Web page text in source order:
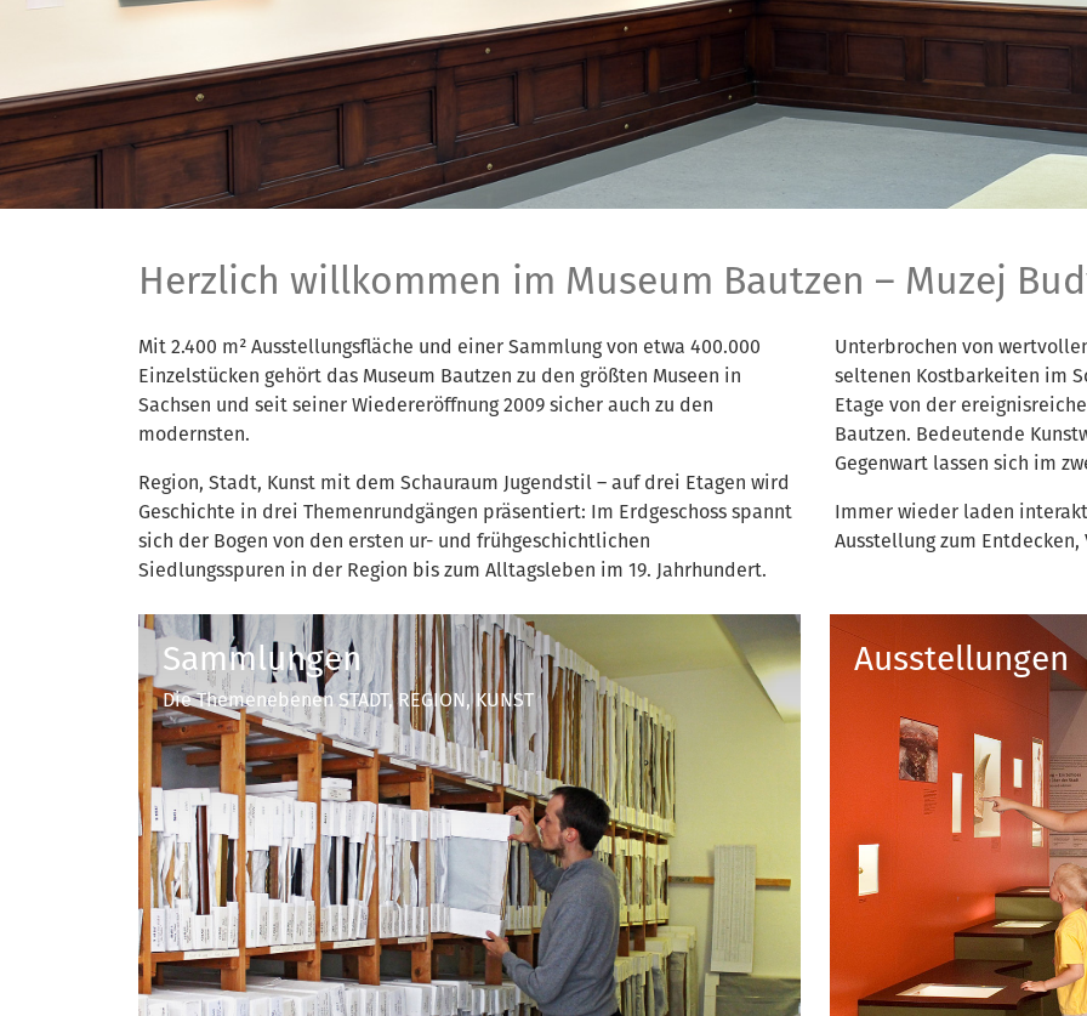
Herzlich willkommen im Museum Bautzen – Muzej
Mit 2.400 m² Ausstellungsfläche und einer Sammlung von etwa 400.000
Einzelstücken gehört das Museum Bautzen zu den größten Museen in
Sachsen und seit seiner Wiedereröffnung 2009 sicher auch zu den
modernsten.
Region, Stadt, Kunst mit dem Schauraum Jugendstil – auf drei Etagen wird
Geschichte in drei Themenrundgängen präsentiert: Im Erdgeschoss spannt
sich der Bogen von den ersten ur- und frühgeschichtlichen
Siedlungsspuren in der Region bis zum Alltagsleben im 19. Jahrhundert.
Unterbrochen von
seltenen Kostbarkeiten im
Etage von der
Bautzen. Bedeutende
Gegenwart lassen sich im
Immer wieder laden
Ausstellung zum
Sammlungen
Die Themenebenen STADT, REGION, KUNST
Ausstellungen